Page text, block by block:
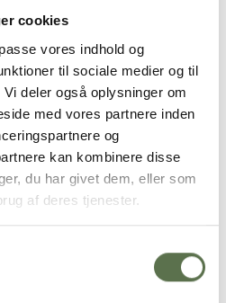
cookies
vores indhold og
til sociale medier og til
deler også oplysninger om
med vores partnere inden
og
kan kombinere disse
du har givet dem, eller som
af deres tjenester.
salt og sukker sammen i en
og smuldr dejen sammen med
i små tern.
og brun farin.
ildfast fad og fordel dejen ud over
ovn ved 210°C (varmluft
en creme fraiche